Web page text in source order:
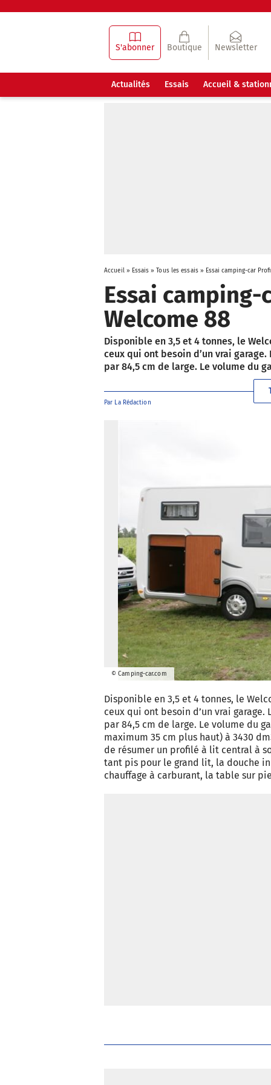
S'abonner Boutique Newsletter
Actualités Essais Accueil &
Accueil» Essais »Tous les essais» Essai camping-car
Essai camping-
Welcome 88
Disponible en 3,5 et 4 tonnes, le
ceux qui ont besoin d’un vrai
par 84,5 cm de large. Le volume du
Par La Rédaction
© Camping-car.com
Disponible en 3,5 et 4 tonnes, le
ceux qui ont besoin d’un vrai
par 84,5 cm de large. Le volume du
maximum 35 cm plus haut) à 3430
de résumer un profilé à lit central à
tant pis pour le grand lit, la douche
chauffage à carburant, la table sur